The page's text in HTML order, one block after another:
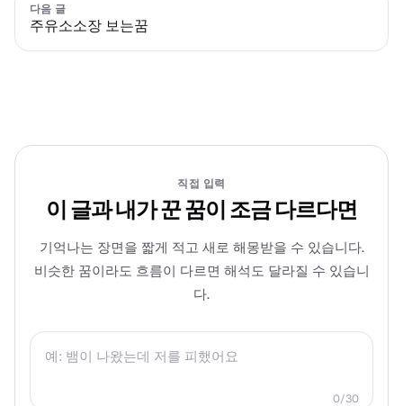
다음 글
주유소소장 보는꿈
직접 입력
이 글과 내가 꾼 꿈이 조금 다르다면
기억나는 장면을 짧게 적고 새로 해몽받을 수 있습니다.
비슷한 꿈이라도 흐름이 다르면 해석도 달라질 수 있습니
다.
0/30